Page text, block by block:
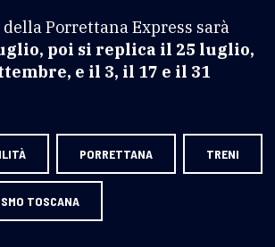
Porrettana Express sarà
poi si replica il 25 luglio,
e il 3, il 17 e il 31
PORRETTANA TRENI
TOSCANA